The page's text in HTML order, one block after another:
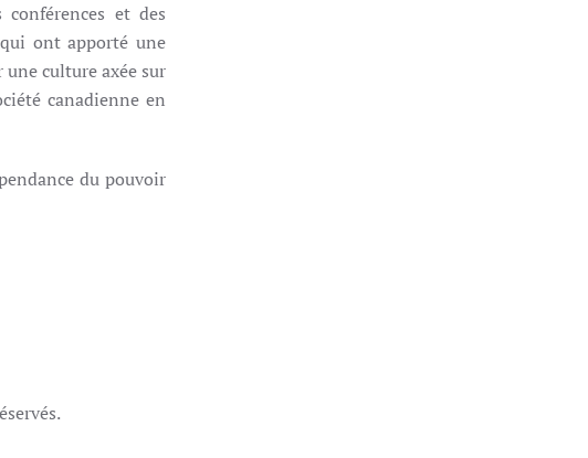
et des
ont apporté une
culture axée sur
canadienne en
du pouvoir